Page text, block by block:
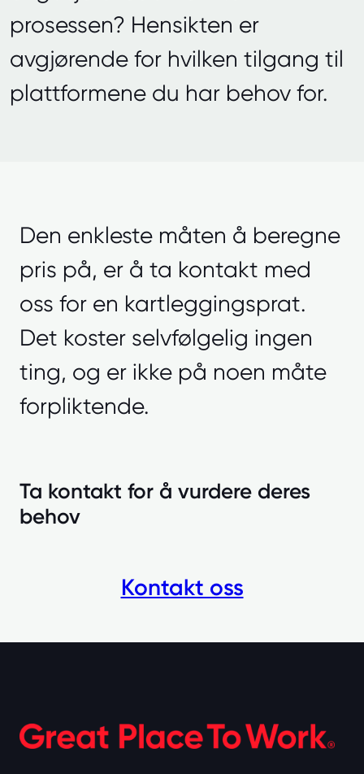
prosessen? Hensikten er
avgjørende for hvilken tilgang til
plattformene du har behov for.
Den enkleste måten å beregne
pris på, er å ta kontakt med
oss for en kartleggingsprat.
Det koster selvfølgelig ingen
ting, og er ikke på noen måte
forpliktende.
Ta kontakt for å vurdere deres
behov
Kontakt oss